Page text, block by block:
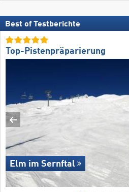
Best of Testberichte
Top-Pistenpräparierung
Elm im Sernftal